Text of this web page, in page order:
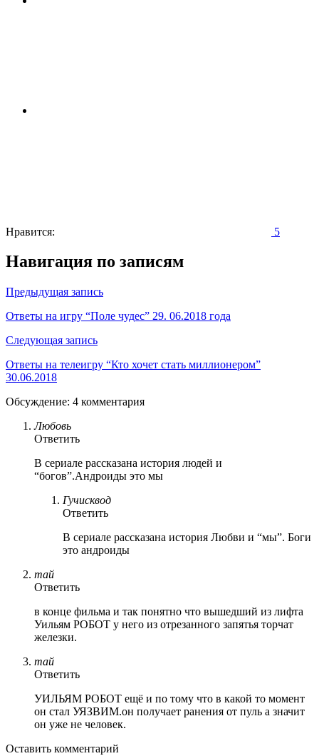
Нравится: 5
Навигация по записям
Предыдущая запись
Ответы на игру “Поле чудес” 29. 06.2018 года
Следующая запись
Ответы на телеигру “Кто хочет стать миллионером”
30.06.2018
Обсуждение: 4 комментария
Любовь
Ответить
В сериале рассказана история людей и
“богов”.Андроиды это мы
Гучисквод
Ответить
В сериале рассказана история Любви и “мы”. Боги
это андроиды
тай
Ответить
в конце фильма и так понятно что вышедший из лифта
Уильям РОБОТ у него из отрезанного запятья торчат
железки.
тай
Ответить
УИЛЬЯМ РОБОТ ещё и по тому что в какой то момент
он стал УЯЗВИМ.он получает ранения от пуль а значит
он уже не человек.
Оставить комментарий